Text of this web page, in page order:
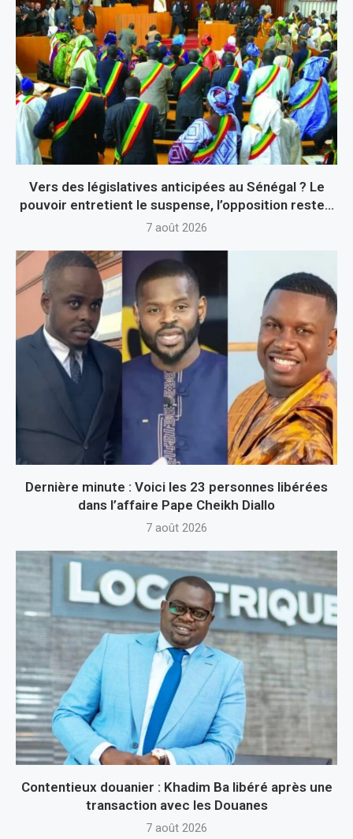
Vers des législatives anticipées au Sénégal ? Le
pouvoir entretient le suspense, l’opposition reste...
7 août 2026
Dernière minute : Voici les 23 personnes libérées
dans l’affaire Pape Cheikh Diallo
7 août 2026
Contentieux douanier : Khadim Ba libéré après une
transaction avec les Douanes
7 août 2026